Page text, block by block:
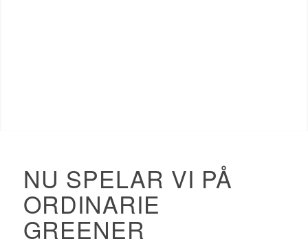
NU SPELAR VI PÅ
ORDINARIE
GREENER